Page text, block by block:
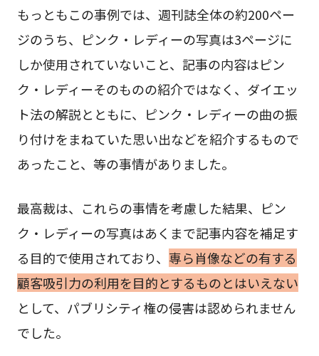
もっともこの事例では、週刊誌全体の約200ペー
ジのうち、ピンク・レディーの写真は3ページに
しか使用されていないこと、記事の内容はピン
ク・レディーそのものの紹介ではなく、ダイエッ
ト法の解説とともに、ピンク・レディーの曲の振
り付けをまねていた思い出などを紹介するもので
あったこと、等の事情がありました。
最高裁は、これらの事情を考慮した結果、ピン
ク・レディーの写真はあくまで記事内容を補足す
る目的で使用されており、 専ら肖像などの有する
顧客吸引力の利用を目的とするものとはいえない
として、パブリシティ権の侵害は認められません
でした。